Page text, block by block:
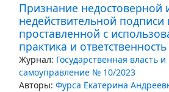
Признание недостоверной
недействительной подписи
проставленной с
практика и ответственность
Журнал: Государственная власть
самоуправление № 10/2023
Авторы: Фурса Екатерина